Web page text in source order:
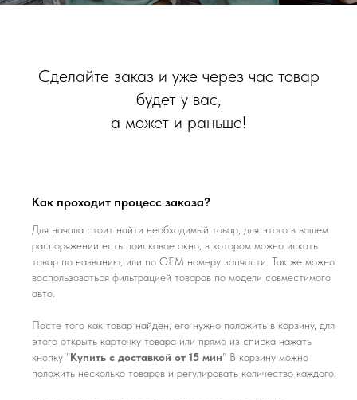
Сделайте заказ и уже через час товар
будет у вас,
а может и раньше!
Как проходит процесс заказа?
Для начала стоит найти необходимый товар, для этого в вашем
распоряжении есть поисковое окно, в котором можно искать
товар по названию, или по ОЕМ номеру запчасти. Так же можно
воспользоваться фильтрацией товаров по модели совместимого
авто.
Посте того как товар найден, его нужно положить в корзину, для
этого открыть карточку товара или прямо из списка нажать
кнопку "Купить с доставкой от 15 мин" В корзину можно
положить несколько товаров и регулировать количество каждого.